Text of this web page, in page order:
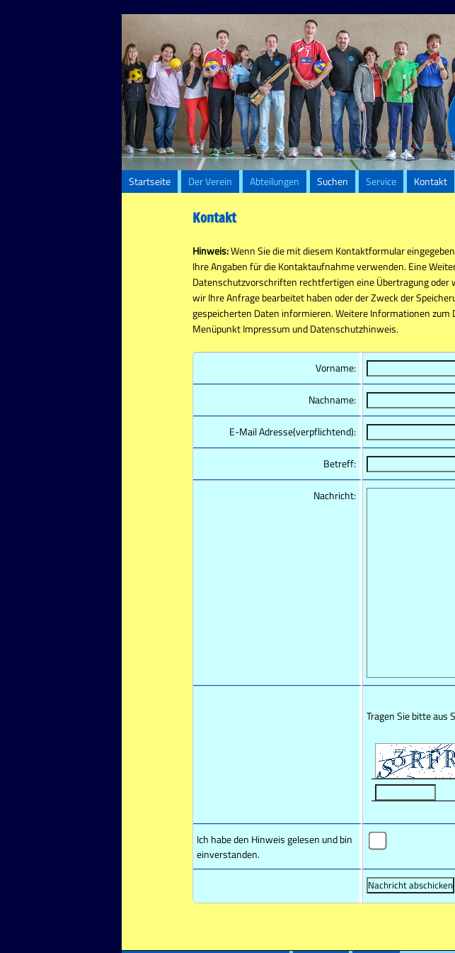
Startseite Der Verein Abteilungen Suchen Service Kontakt
Kontakt
Hinweis:Wenn Sie die mit diesem Kontaktformular
Ihre Angaben für die Kontaktaufnahme verwenden. Eine
Datenschutzvorschriften rechtfertigen eine Übertragung
wir Ihre Anfrage bearbeitet haben oder der Zweck der
gespeicherten Daten informieren. Weitere Informationen
Menüpunkt Impressum und Datenschutzhinweis.
Vorname:
Nachname:
E-Mail Adresse(verpflichtend):
Betreff:
Nachricht:
Tragen Sie bitte aus
Ich habe den Hinweis gelesen und bin
einverstanden.